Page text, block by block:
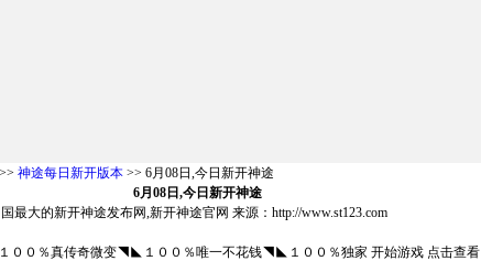
>> 神途每日新开版本 >> 6月08日,今日新开神途
6月08日,今日新开神途
最大的新开神途发布网,新开神途官网 来源：http://www.st123.com
００％真传奇微变◥◣１００％唯一不花钱◥◣１００％独家 开始游戏 点击查看